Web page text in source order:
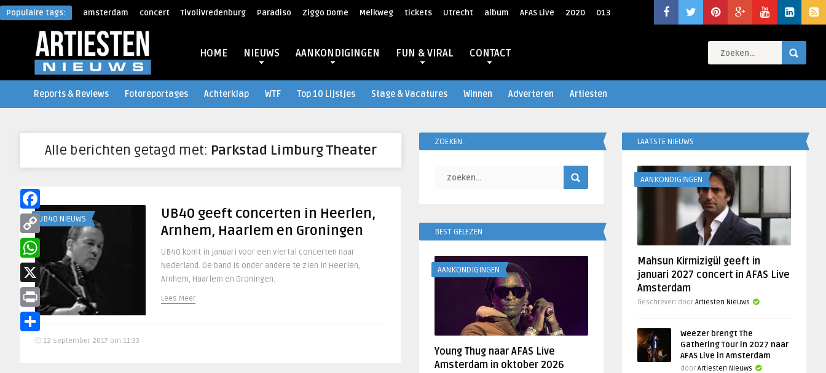
Populaire tags: amsterdam concert TivoliVredenburg Paradiso Ziggo Dome Melkweg tickets Utrecht album AFAS Live 2020 013
HOME NIEUWS AANKONDIGINGEN FUN & VIRAL CONTACT
Reports & Reviews Fotoreportages Achterklap WTF Top 10 Lijstjes Stage & Vacatures Winnen Adverteren Artiesten
Alle berichten getagd met: Parkstad Limburg Theater
UB40 NIEUWS
UB40 geeft concerten in Heerlen,
Arnhem, Haarlem en Groningen
UB40 komt in januari voor een viertal concerten naar
Nederland. De band is onder andere te zien in Heerlen,
Arnhem, Haarlem en Groningen.
Lees Meer
12 september 2017 om 11:33
ZOEKEN..
BEST GELEZEN
AANKONDIGINGEN
Young Thug naar AFAS Live
Amsterdam in oktober 2026
LAATSTE NIEUWS
AANKONDIGINGEN
Mahsun Kirmizigül geeft in
januari 2027 concert in AFAS Live
Amsterdam
Geschreven door Artiesten Nieuws
Weezer brengt The
Gathering Tour in 2027 naar
AFAS Live in Amsterdam
door Artiesten Nieuws
Facebook
Copy
Link
WhatsApp
X
Print
Delen